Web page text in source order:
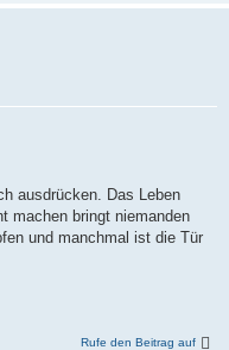
ausdrücken. Das Leben
machen bringt niemanden
und manchmal ist die Tür
Rufe den Beitrag auf